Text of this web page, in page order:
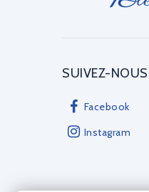
SUIVEZ-NOUS
Facebook
Instagram